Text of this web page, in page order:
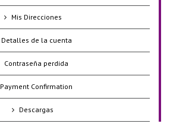
Mis Direcciones
Detalles de la cuenta
Contraseña perdida
Payment Confirmation
Descargas